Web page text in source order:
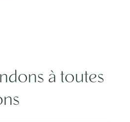
à toutes